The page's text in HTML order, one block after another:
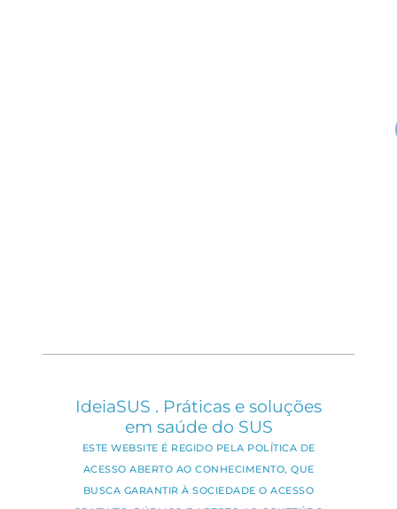
IdeiaSUS . Práticas e soluções
em saúde do SUS
ESTE WEBSITE É REGIDO PELA POLÍTICA DE
ACESSO ABERTO AO CONHECIMENTO, QUE
BUSCA GARANTIR À SOCIEDADE O ACESSO